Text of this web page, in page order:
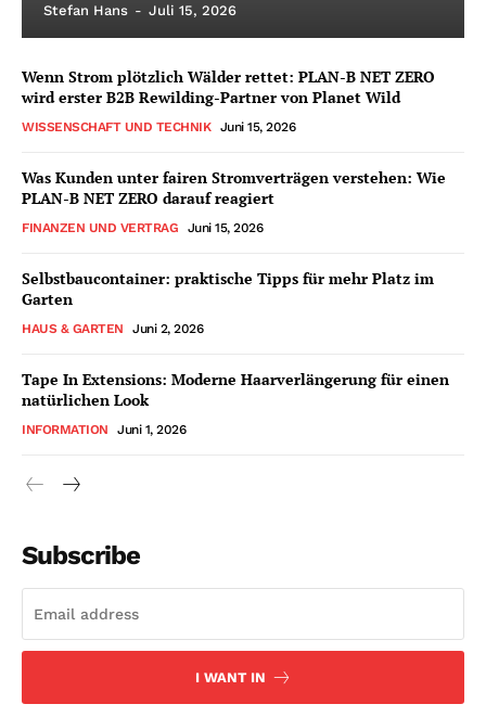
Stefan Hans - Juli 15, 2026
Wenn Strom plötzlich Wälder rettet: PLAN-B NET ZERO
wird erster B2B Rewilding-Partner von Planet Wild
WISSENSCHAFT UND TECHNIK Juni 15, 2026
Was Kunden unter fairen Stromverträgen verstehen: Wie
PLAN-B NET ZERO darauf reagiert
FINANZEN UND VERTRAG Juni 15, 2026
Selbstbaucontainer: praktische Tipps für mehr Platz im
Garten
HAUS & GARTEN Juni 2, 2026
Tape In Extensions: Moderne Haarverlängerung für einen
natürlichen Look
INFORMATION Juni 1, 2026
Subscribe
I WANT IN